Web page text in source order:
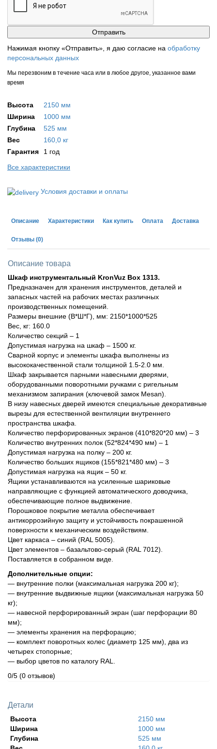
Нажимая кнопку «Отправить», я даю согласие на обработку
персональных данных
Мы перезвоним в течение часа или в любое другое, указанное вами
время
Высота
2150 мм
Ширина
1000 мм
Глубина
525 мм
Вес
160,0 кг
Гарантия
1 год
Все характеристики
Условия доставки и оплаты
Описание Характеристики Как купить Оплата Доставка
Отзывы (0)
Описание товара
Шкаф инструментальный KronVuz Box 1313.
Предназначен для хранения инструментов, деталей и
запасных частей на рабочих местах различных
производственных помещений.
Размеры внешние (В*Ш*Г), мм: 2150*1000*525
Вес, кг: 160.0
Количество секций – 1
Допустимая нагрузка на шкаф – 1500 кг.
Сварной корпус и элементы шкафа выполнены из
высококачественной стали толщиной 1.5-2.0 мм.
Шкаф закрывается парными навесными дверями,
оборудованными поворотными ручками с ригельным
механизмом запирания (ключевой замок Mesan).
В низу навесных дверей имеются специальные декоративные
вырезы для естественной вентиляции внутреннего
пространства шкафа.
Количество перфорированных экранов (410*820*20 мм) – 3
Количество внутренних полок (52*824*490 мм) – 1
Допустимая нагрузка на полку – 200 кг.
Количество больших ящиков (155*821*480 мм) – 3
Допустимая нагрузка на ящик – 50 кг.
Ящики устанавливаются на усиленные шариковые
направляющие с функцией автоматического доводчика,
обеспечивающие полное выдвижение.
Порошковое покрытие металла обеспечивает
антикоррозийную защиту и устойчивость покрашенной
поверхности к механическим воздействиям.
Цвет каркаса – синий (RAL 5005).
Цвет элементов – базальтово-серый (RAL 7012).
Поставляется в собранном виде.
Дополнительные опции:
— внутренние полки (максимальная нагрузка 200 кг);
— внутренние выдвижные ящики (максимальная нагрузка 50
кг);
— навесной перфорированный экран (шаг перфорации 80
мм);
— элементы хранения на перфорацию;
— комплект поворотных колес (диаметр 125 мм), два из
четырех стопорные;
— выбор цветов по каталогу RAL.
0/5 (0 отзывов)
Детали
Высота
2150 мм
Ширина
1000 мм
Глубина
525 мм